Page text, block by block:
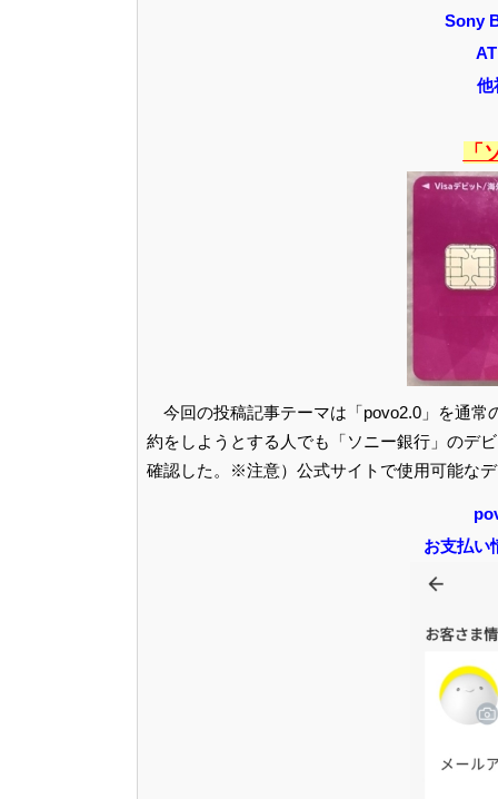
Sony
他
「
今回の投稿記事テーマは「povo2.0」を通
約をしようとする人でも「ソニー銀行」のデ
確認した。※注意）公式サイトで使用可能な
お支払い